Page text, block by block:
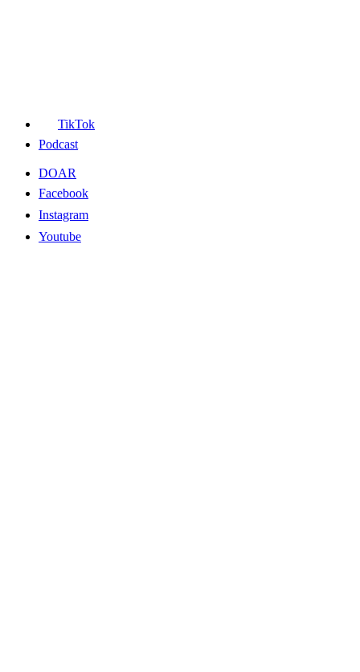
TikTok
Podcast
DOAR
Facebook
Instagram
Youtube